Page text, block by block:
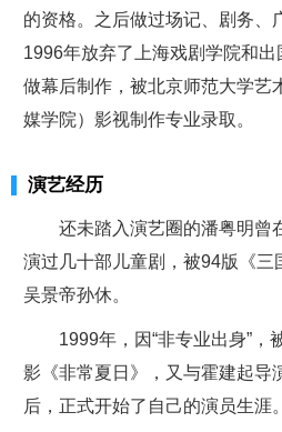
的资格。之后做过场记、剧务、
1996年放弃了上海戏剧学院和
做幕后制作，被北京师范大学艺
媒学院）影视制作专业录取。
演艺经历
还未踏入演艺圈的潘粤明曾
演过几十部儿童剧，被94版《三
吴景帝孙休。
1999年，因“非专业出身”，
影《非常夏日》，又与霍建起导
后，正式开始了自己的演员生涯。